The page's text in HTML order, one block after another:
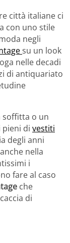
città italiane ci
con uno stile
negli
su un look
nelle decadi
di antiquariato
soffitta o un
pieni di vestiti
degli anni
nella
i
fare al caso
che
di